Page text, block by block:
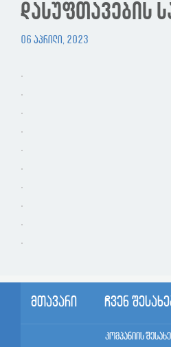
დასუფთავების
06 აპრილი, 2023
მთავარი ჩვენ
კომპანიის